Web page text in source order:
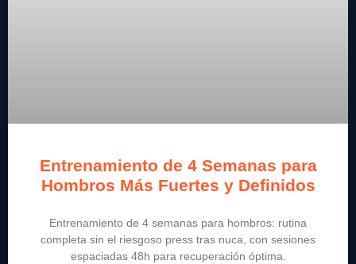
Entrenamiento de 4 Semanas para
Hombros Más Fuertes y Definidos
Entrenamiento de 4 semanas para hombros: rutina
completa sin el riesgoso press tras nuca, con sesiones
espaciadas 48h para recuperación óptima.